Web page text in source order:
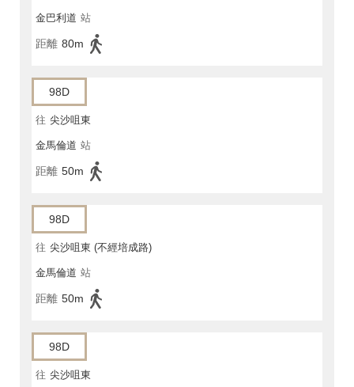
金巴利道 站
距離 80m
98D
往 尖沙咀東
金馬倫道 站
距離 50m
98D
往 尖沙咀東 (不經培成路)
金馬倫道 站
距離 50m
98D
往 尖沙咀東